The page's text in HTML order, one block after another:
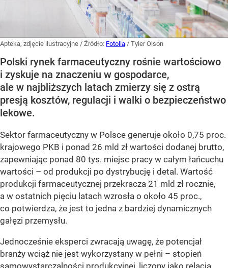
Apteka, zdjęcie ilustracyjne / Źródło: Fotolia / Tyler Olson
Polski rynek farmaceutyczny rośnie wartościowo
i zyskuje na znaczeniu w gospodarce,
ale w najbliższych latach zmierzy się z ostrą
presją kosztów, regulacji i walki o bezpieczeństwo
lekowe.
Sektor farmaceutyczny w Polsce generuje około 0,75 proc.
krajowego PKB i ponad 26 mld zł wartości dodanej brutto,
zapewniając ponad 80 tys. miejsc pracy w całym łańcuchu
wartości – od produkcji po dystrybucję i detal. Wartość
produkcji farmaceutycznej przekracza 21 mld zł rocznie,
a w ostatnich pięciu latach wzrosła o około 45 proc.,
co potwierdza, że jest to jedna z bardziej dynamicznych
gałęzi przemysłu.
Jednocześnie eksperci zwracają uwagę, że potencjał
branży wciąż nie jest wykorzystany w pełni – stopień
samowystarczalności produkcyjnej, liczony jako relacja